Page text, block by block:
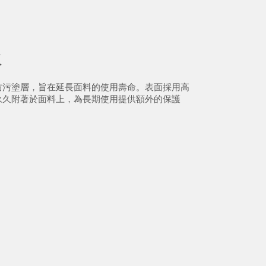
塗層，旨在延長面料的使用壽命。表面採用高
附著於面料上，為長期使用提供額外的保護